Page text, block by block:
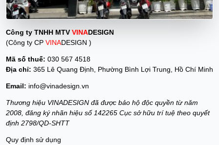
Công ty TNHH MTVVINADESIGN
(Công ty CP VINADESIGN )
Mã số thuế: 030 567 4518
Địa chỉ: 365 Lê Quang Định, Phường Bình Lợi Trung, Hồ Chí Minh
Email: info@vinadesign.vn
Thương hiệu VINADESIGN đã được bảo hộ độc quyền từ năm
2008, đăng ký nhãn hiệu số 142265 Cục sở hữu trí tuệ theo quyết
định 2798/QD-SHTT
Quy định sử dụng